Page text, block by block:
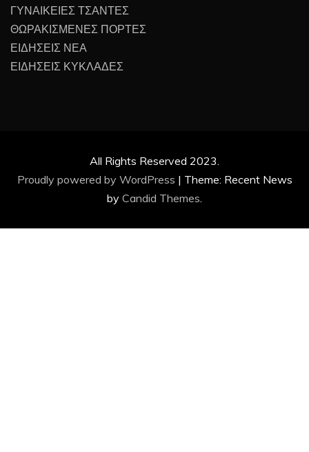
ΓΥΝΑΙΚΕΙΕΣ ΤΣΑΝΤΕΣ
ΘΩΡΑΚΙΣΜΕΝΕΣ ΠΟΡΤΕΣ
ΕΙΔΗΣΕΙΣ ΝΕΑ
ΕΙΔΗΣΕΙΣ ΚΥΚΛΑΔΕΣ
All Rights Reserved 2023.
Proudly powered by WordPress | Theme: Recent News
by Candid Themes.